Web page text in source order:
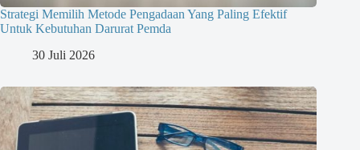
Strategi Memilih Metode Pengadaan Yang Paling Efektif
Untuk Kebutuhan Darurat Pemda
30 Juli 2026